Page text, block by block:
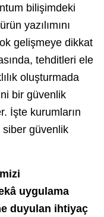
bilişimdeki
yazılımını
gelişmeye dikkat
tehditleri ele
oluşturmada
bir güvenlik
İşte kurumların
siber güvenlik
uygulama
duyulan ihtiyaç